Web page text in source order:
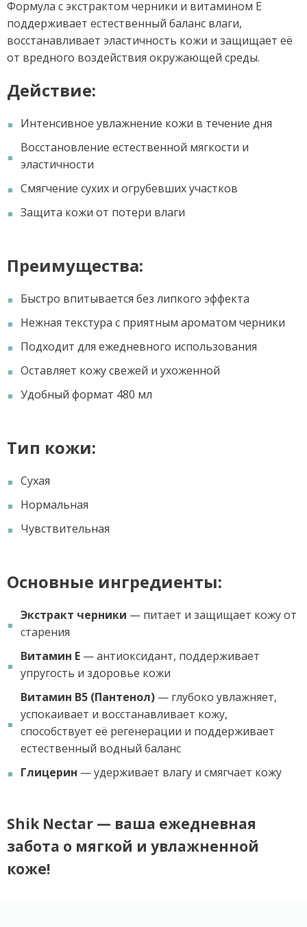
Формула с экстрактом черники и витамином Е
поддерживает естественный баланс влаги,
восстанавливает эластичность кожи и защищает её
от вредного воздействия окружающей среды.
Действие:
Интенсивное увлажнение кожи в течение дня
Восстановление естественной мягкости и
эластичности
Смягчение сухих и огрубевших участков
Защита кожи от потери влаги
Преимущества:
Быстро впитывается без липкого эффекта
Нежная текстура с приятным ароматом черники
Подходит для ежедневного использования
Оставляет кожу свежей и ухоженной
Удобный формат 480 мл
Тип кожи:
Сухая
Нормальная
Чувствительная
Основные ингредиенты:
Экстракт черники — питает и защищает кожу от
старения
Витамин Е — антиоксидант, поддерживает
упругость и здоровье кожи
Витамин B5 (Пантенол) — глубоко увлажняет,
успокаивает и восстанавливает кожу,
способствует её регенерации и поддерживает
естественный водный баланс
Глицерин — удерживает влагу и смягчает кожу
Shik Nectar — ваша ежедневная
забота о мягкой и увлажненной
коже!